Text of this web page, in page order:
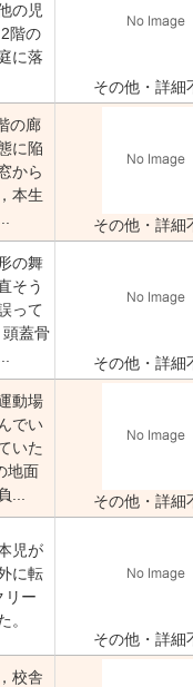
の児
階の
に落
その他・詳細
の廊
に陥
から
本生
その他・詳細
の舞
そう
って
蓋骨
その他・詳細
動場
でい
いた
地面
...
その他・詳細
児が
に転
リー
。
その他・詳細
校舎